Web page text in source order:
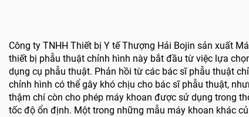
Công ty TNHH Thiết bị Y tế Thượng Hải Bojin sản xuất
thiết bị phẫu thuật chỉnh hình này bắt đầu từ việc lựa
dụng cụ phẫu thuật. Phản hồi từ các bác sĩ phẫu thuật
chỉnh hình có thể gây khó chịu cho bác sĩ phẫu thuật,
thậm chí còn cho phép máy khoan được sử dụng trong
tốc độ ổn định. Một trong những mẫu máy khoan khác